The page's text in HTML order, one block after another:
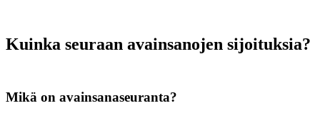
Kuinka seuraan avainsanojen sijoituksia?
Mikä on avainsanaseuranta?